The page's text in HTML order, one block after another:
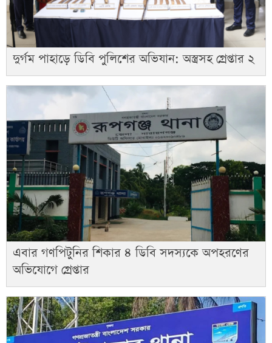
দুর্গম পাহাড়ে ডিবি পুলিশের অভিযান: অস্ত্রসহ গ্রেপ্তার ২
এবার গণপিটুনির শিকার ৪ ডিবি সদস্যকে অপহরণের
অভিযোগে গ্রেপ্তার